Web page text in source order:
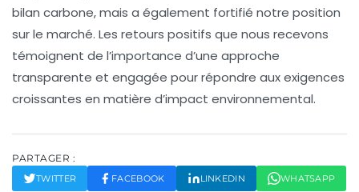
bilan carbone, mais a également fortifié notre position
sur le marché. Les retours positifs que nous recevons
témoignent de l’importance d’une approche
transparente et engagée pour répondre aux exigences
croissantes en matière d’impact environnemental.
PARTAGER :
TWITTER FACEBOOK LINKEDIN WHATSAPP